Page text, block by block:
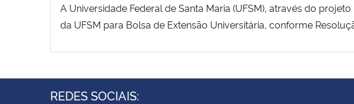
A Universidade Federal de Santa Maria (UFSM), através do
da UFSM para Bolsa de Extensão Universitária, conforme
REDES SOCIAIS: